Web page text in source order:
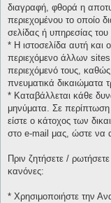
διαγραφή, φθορά η
περιεχομένου το οποίο
σελίδας ή υπηρεσίας
* H ιστοσελίδα αυτή και
περιεχόμενο άλλων sites
περιεχόμενό τους,
πνευματικά δικαιώματα
* Καταβάλλεται κάθε
μηνύματα. Σε
είστε ο κάτοχος των
στο e-mail μας, ώστε να
Πριν ζητήσετε /
κανόνες:
* Χρησιμοποιήστε την